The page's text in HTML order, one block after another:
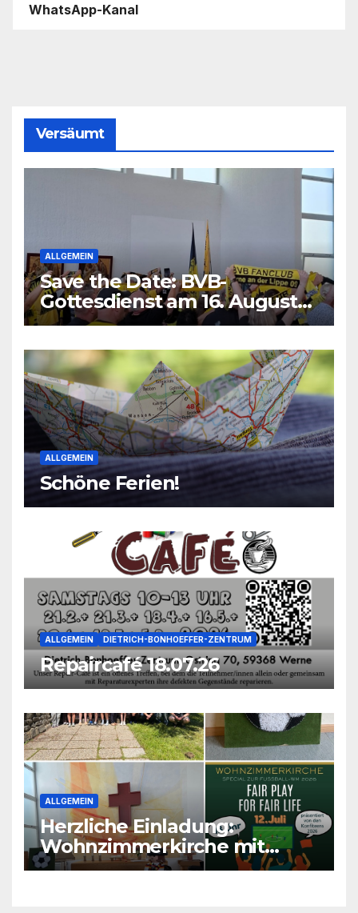
WhatsApp-Kanal
Versäumt
ALLGEMEIN
Save the Date: BVB-
Gottesdienst am 16. August
2026
ALLGEMEIN
Schöne Ferien!
ALLGEMEIN DIETRICH-BONHOEFFER-ZENTRUM
Repaircafé 18.07.26
ALLGEMEIN
Herzliche Einladung:
Wohnzimmerkirche mit
unseren Konfis